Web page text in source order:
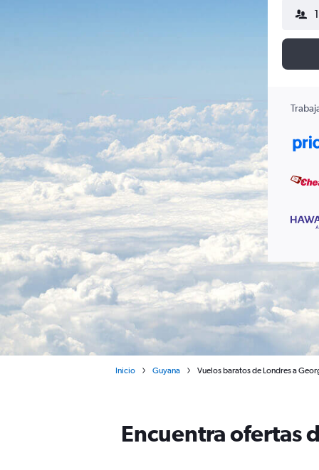
Inicio Guyana Vuelos baratos de Londres a
Encuentra ofertas